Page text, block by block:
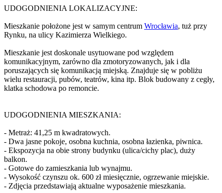
UDOGODNIENIA LOKALIZACYJNE:
Mieszkanie położone jest w samym centrum Wrocławia, tuż przy
Rynku, na ulicy Kazimierza Wielkiego.
Mieszkanie jest doskonale usytuowane pod względem
komunikacyjnym, zarówno dla zmotoryzowanych, jak i dla
poruszających się komunikacją miejską. Znajduje się w pobliżu
wielu restauracji, pubów, teatrów, kina itp. Blok budowany z cegły,
klatka schodowa po remoncie.
UDOGODNIENIA MIESZKANIA:
- Metraż: 41,25 m kwadratowych.
- Dwa jasne pokoje, osobna kuchnia, osobna łazienka, piwnica.
- Ekspozycja na obie strony budynku (ulica/cichy plac), duży
balkon.
- Gotowe do zamieszkania lub wynajmu.
- Wysokość czynszu ok. 600 zł miesięcznie, ogrzewanie miejskie.
- Zdjęcia przedstawiają aktualne wyposażenie mieszkania.